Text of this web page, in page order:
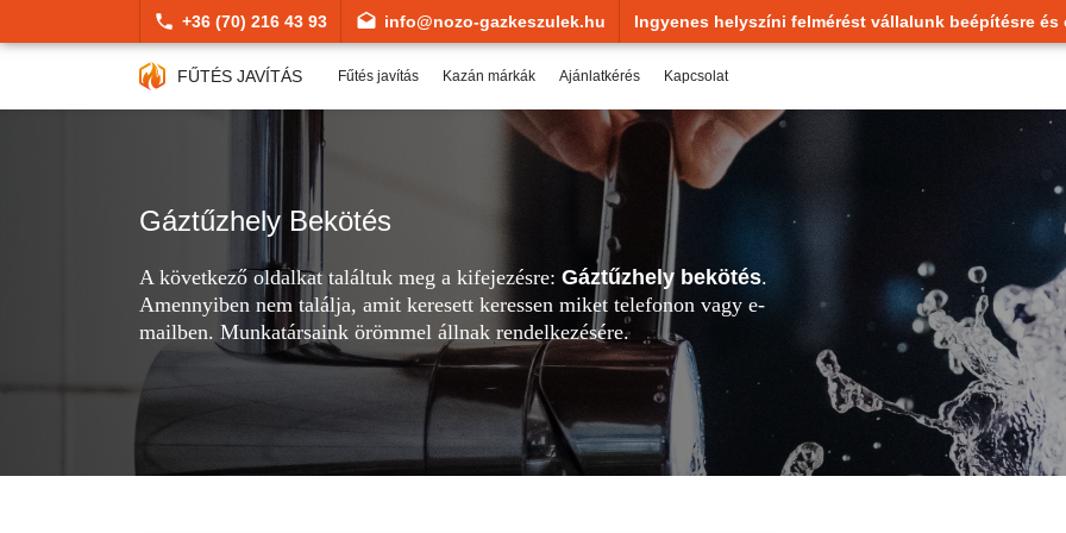
+36 (70) 216 43 93 info@nozo-gazkeszulek.hu Ingyenes helyszíni felmérést vállalunk beépítésre és
FŰTÉS JAVÍTÁS Fűtés javítás Kazán márkák Ajánlatkérés Kapcsolat
Gáztűzhely Bekötés
A következő oldalkat találtuk meg a kifejezésre: Gáztűzhely bekötés.
Amennyiben nem találja, amit keresett keressen miket telefonon vagy e-
mailben. Munkatársaink örömmel állnak rendelkezésére.